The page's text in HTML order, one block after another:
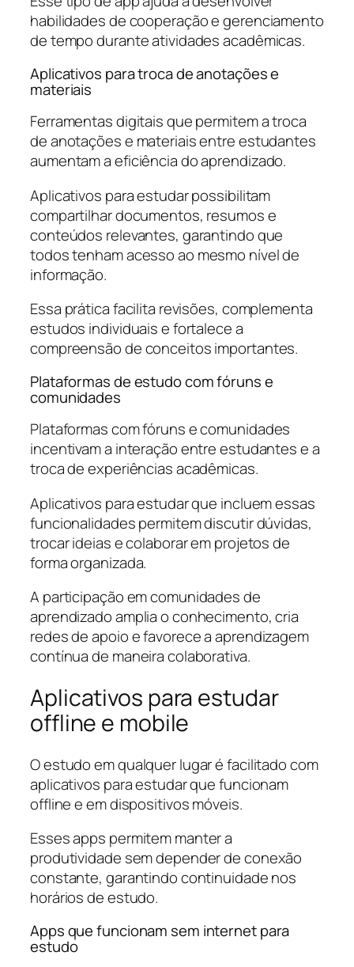
habilidades de cooperação e gerenciamento
de tempo durante atividades acadêmicas.
Aplicativos para troca de anotações e
materiais
Ferramentas digitais que permitem a troca
de anotações e materiais entre estudantes
aumentam a eficiência do aprendizado.
Aplicativos para estudar possibilitam
compartilhar documentos, resumos e
conteúdos relevantes, garantindo que
todos tenham acesso ao mesmo nível de
informação.
Essa prática facilita revisões, complementa
estudos individuais e fortalece a
compreensão de conceitos importantes.
Plataformas de estudo com fóruns e
comunidades
Plataformas com fóruns e comunidades
incentivam a interação entre estudantes e a
troca de experiências acadêmicas.
Aplicativos para estudar que incluem essas
funcionalidades permitem discutir dúvidas,
trocar ideias e colaborar em projetos de
forma organizada.
A participação em comunidades de
aprendizado amplia o conhecimento, cria
redes de apoio e favorece a aprendizagem
contínua de maneira colaborativa.
Aplicativos para estudar
offline e mobile
O estudo em qualquer lugar é facilitado com
aplicativos para estudar que funcionam
offline e em dispositivos móveis.
Esses apps permitem manter a
produtividade sem depender de conexão
constante, garantindo continuidade nos
horários de estudo.
Apps que funcionam sem internet para
estudo